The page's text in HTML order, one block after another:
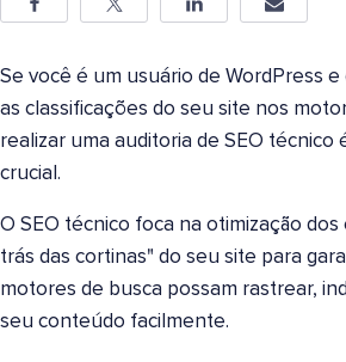
Se você é um usuário de WordPress
as classificações do seu site nos
realizar uma auditoria de SEO técnico
crucial.
O SEO técnico foca na otimização
trás das cortinas" do seu site para
motores de busca possam rastrear,
seu conteúdo facilmente.